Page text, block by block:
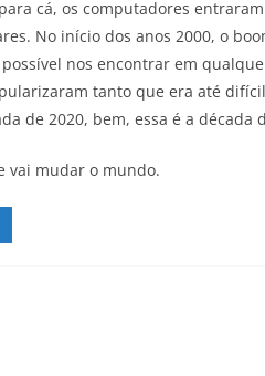
cá, os computadores
No início dos anos 2000, o
nos encontrar em
tanto que era até
de 2020, bem, essa é a
vai mudar o mundo.